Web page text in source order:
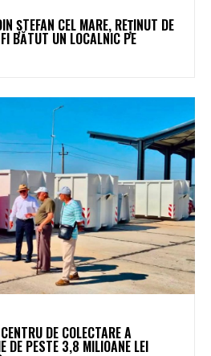
ȘTEFAN CEL MARE, REȚINUT DE
BĂTUT UN LOCALNIC PE
DE COLECTARE A
DE PESTE 3,8 MILIOANE LEI